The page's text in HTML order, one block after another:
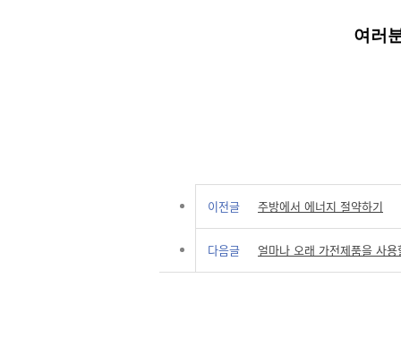
여러
이전글 주방에서 에너지 절약하기
다음글 얼마나 오래 가전제품을 사용